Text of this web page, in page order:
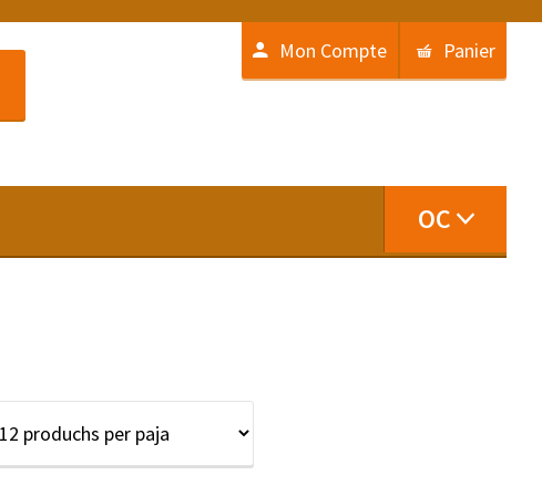
Mon Compte Panier
OC